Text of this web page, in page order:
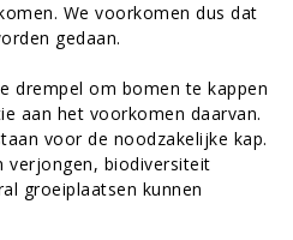
We voorkomen dus dat
gedaan.
drempel om bomen te kappen
aan het voorkomen daarvan.
voor de noodzakelijke kap.
verjongen, biodiversiteit
groeiplaatsen kunnen